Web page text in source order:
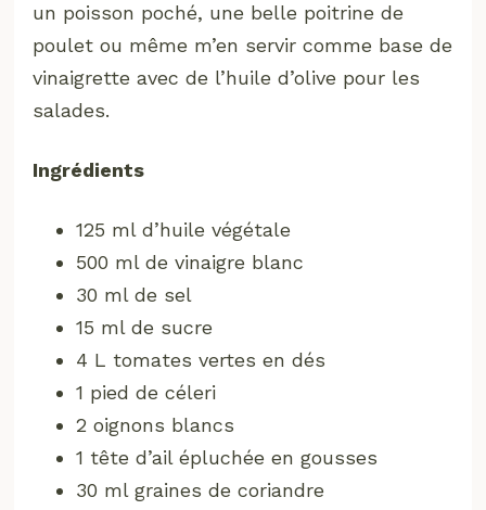
un poisson poché, une belle poitrine de
poulet ou même m’en servir comme base de
vinaigrette avec de l’huile d’olive pour les
salades.
Ingrédients
125 ml d’huile végétale
500 ml de vinaigre blanc
30 ml de sel
15 ml de sucre
4 L tomates vertes en dés
1 pied de céleri
2 oignons blancs
1 tête d’ail épluchée en gousses
30 ml graines de coriandre